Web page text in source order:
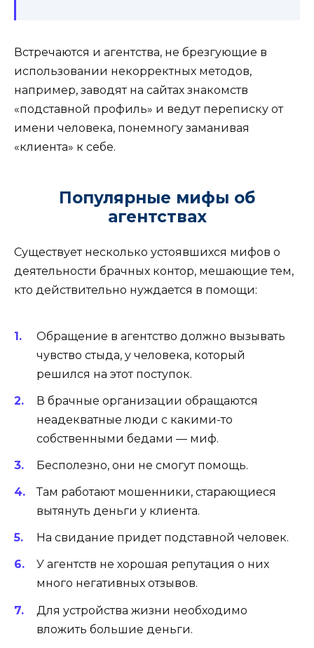
Встречаются и агентства, не брезгующие в
использовании некорректных методов,
например, заводят на сайтах знакомств
«подставной профиль» и ведут переписку от
имени человека, понемногу заманивая
«клиента» к себе.
Популярные мифы об
агентствах
Существует несколько устоявшихся мифов о
деятельности брачных контор, мешающие тем,
кто действительно нуждается в помощи:
Обращение в агентство должно вызывать
чувство стыда, у человека, который
решился на этот поступок.
В брачные организации обращаются
неадекватные люди с какими-то
собственными бедами — миф.
Бесполезно, они не смогут помощь.
Там работают мошенники, старающиеся
вытянуть деньги у клиента.
На свидание придет подставной человек.
У агентств не хорошая репутация о них
много негативных отзывов.
Для устройства жизни необходимо
вложить большие деньги.